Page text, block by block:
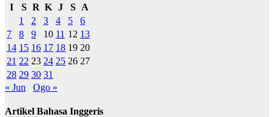
I
S R K J S
A
1
2 3 4 5
6
7
8 9 10 11 12 13
14 15 16 17 18 19 20
21 22 23 24 25 26 27
28 29 30 31
« Jun
Ogo »
Artikel Bahasa Inggeris